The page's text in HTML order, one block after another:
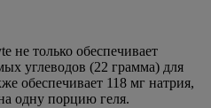
не только обеспечивает
углеводов (22 грамма) для
обеспечивает 118 мг натрия,
одну порцию геля.